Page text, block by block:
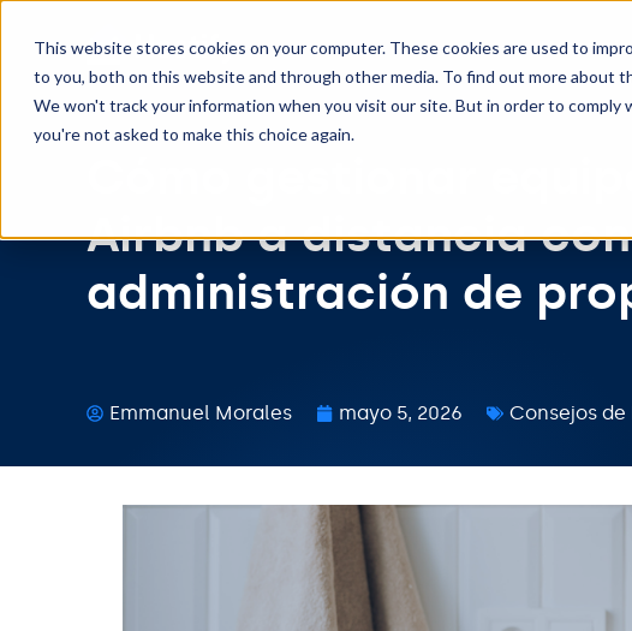
This website stores cookies on your computer. These cookies are used to
to you, both on this website and through other media. To find out more about
We won't track your information when you visit our site. But in order to
you're not asked to make this choice again.
Cómo gestionar
Airbnb a distancia
administración de
Emmanuel Morales mayo 5, 2026 Consejos de